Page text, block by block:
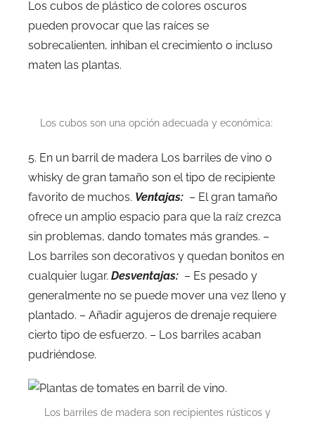
Los cubos de plástico de colores oscuros
pueden provocar que las raíces se
sobrecalienten, inhiban el crecimiento o incluso
maten las plantas.
Los cubos son una opción adecuada y económica:
5. En un barril de madera Los barriles de vino o
whisky de gran tamaño son el tipo de recipiente
favorito de muchos. Ventajas: – El gran tamaño
ofrece un amplio espacio para que la raíz crezca
sin problemas, dando tomates más grandes. –
Los barriles son decorativos y quedan bonitos en
cualquier lugar. Desventajas: – Es pesado y
generalmente no se puede mover una vez lleno y
plantado. – Añadir agujeros de drenaje requiere
cierto tipo de esfuerzo. – Los barriles acaban
pudriéndose.
Los barriles de madera son recipientes rústicos y